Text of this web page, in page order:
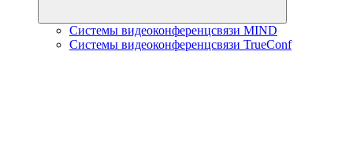
Системы видеоконференцсвязи MIND
Системы видеоконференцсвязи TrueConf